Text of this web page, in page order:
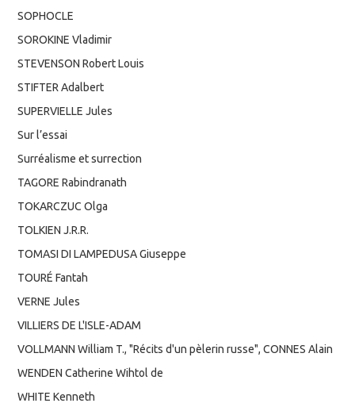
SOPHOCLE
SOROKINE Vladimir
STEVENSON Robert Louis
STIFTER Adalbert
SUPERVIELLE Jules
Sur l’essai
Surréalisme et surrection
TAGORE Rabindranath
TOKARCZUC Olga
TOLKIEN J.R.R.
TOMASI DI LAMPEDUSA Giuseppe
TOURÉ Fantah
VERNE Jules
VILLIERS DE L'ISLE-ADAM
VOLLMANN William T., "Récits d'un pèlerin russe", CONNES Alain
WENDEN Catherine Wihtol de
WHITE Kenneth